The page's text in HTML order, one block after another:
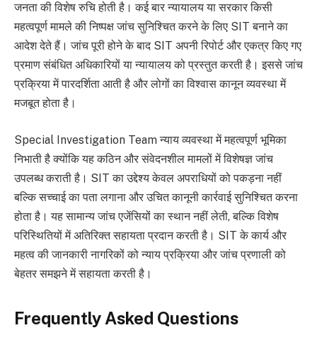
जनता की विशेष रुचि होती है। कई बार न्यायालय या सरकार किसी
महत्वपूर्ण मामले की निष्पक्ष जांच सुनिश्चित करने के लिए SIT बनाने का
आदेश देते हैं। जांच पूरी होने के बाद SIT अपनी रिपोर्ट और एकत्र किए गए
प्रमाण संबंधित अधिकारियों या न्यायालय को प्रस्तुत करती है। इससे जांच
प्रक्रिया में पारदर्शिता आती है और लोगों का विश्वास कानून व्यवस्था में
मजबूत होता है।
Special Investigation Team न्याय व्यवस्था में महत्वपूर्ण भूमिका
निभाती है क्योंकि यह कठिन और संवेदनशील मामलों में विशेषज्ञ जांच
उपलब्ध कराती है। SIT का उद्देश्य केवल अपराधियों को पकड़ना नहीं
बल्कि सच्चाई का पता लगाना और उचित कानूनी कार्रवाई सुनिश्चित करना
होता है। यह सामान्य जांच एजेंसियों का स्थान नहीं लेती, बल्कि विशेष
परिस्थितियों में अतिरिक्त सहायता प्रदान करती है। SIT के कार्य और
महत्व की जानकारी नागरिकों को न्याय प्रक्रिया और जांच प्रणाली को
बेहतर समझने में सहायता करती है।
Frequently Asked Questions